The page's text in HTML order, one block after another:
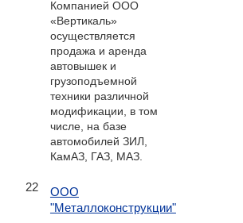
Компанией ООО
«Вертикаль»
осуществляется
продажа и аренда
автовышек и
грузоподъемной
техники различной
модификации, в том
числе, на базе
автомобилей ЗИЛ,
КамАЗ, ГАЗ, МАЗ.
22
ООО
"Металлоконструкции"